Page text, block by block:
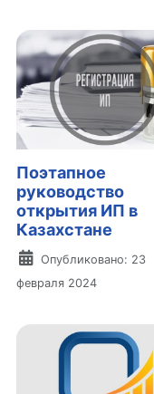
Поэтапное
руководство
открытия ИП в
Казахстане
Информация о
Опубликовано: 23
февраля 2024